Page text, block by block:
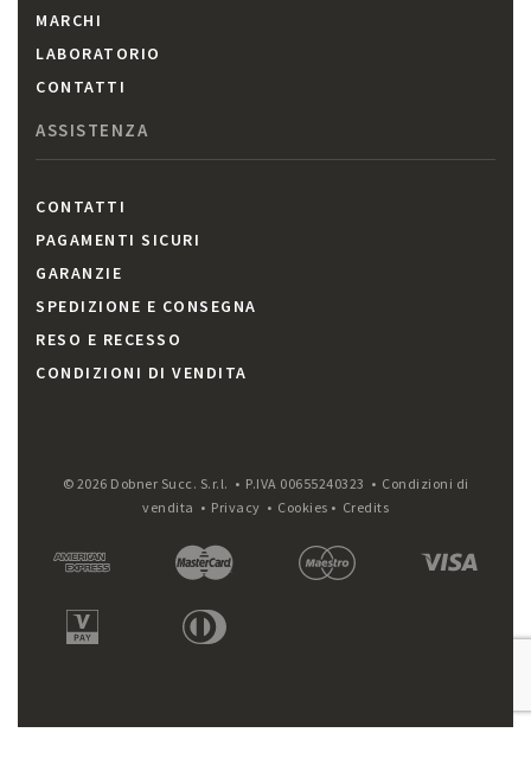
MARCHI
LABORATORIO
CONTATTI
ASSISTENZA
CONTATTI
PAGAMENTI SICURI
GARANZIE
SPEDIZIONE E CONSEGNA
RESO E RECESSO
CONDIZIONI DI VENDITA
© 2026 Dobner Succ. S.r.l. • P.IVA 00655240323 • Condizioni di
vendita • Privacy • Cookies • Credits